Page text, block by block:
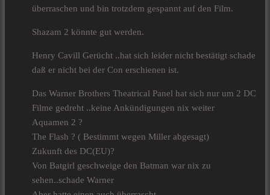
überraschen und bin trotzdem gespannt auf den Film.
Shazam 2 könnte gut werden.
Henry Cavill Gerücht ..hat sich leider nicht bestätigt schade
daß er nicht bei der Con erschienen ist.
Das Warner Brothers Theatrical Panel hat sich nur um 2 DC
Filme gedreht ..keine Ankündigungen nix weiter
Aquamen 2 ?
The Flash ? ( Bestimmt wegen Miller abgesagt)
Zukunft des DC(EU)?
Von Batgirl geschweige den Batman war nix zu
sehen..schade Warner